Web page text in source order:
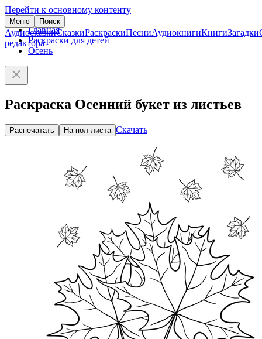
Перейти к основному контенту
Меню Поиск
АудиосказкиСказкиРаскраскиПесниАудиокнигиКнигиЗагадки
редактора
Главная
Раскраски для детей
Осень
Раскраска Осенний букет из листьев
Распечатать На пол-листа Скачать